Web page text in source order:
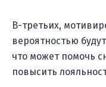
В-третьих,
вероятностью
что может помочь
повысить